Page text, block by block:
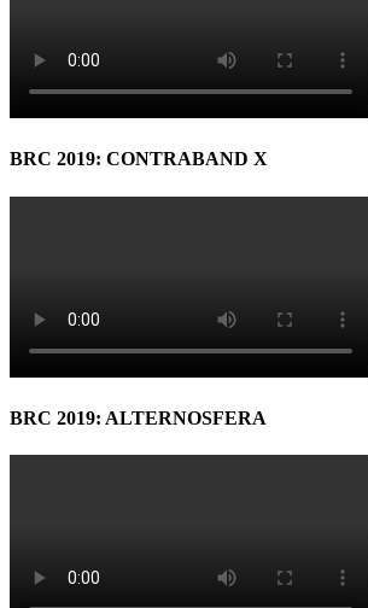
BRC 2019: CONTRABAND X
BRC 2019: ALTERNOSFERA